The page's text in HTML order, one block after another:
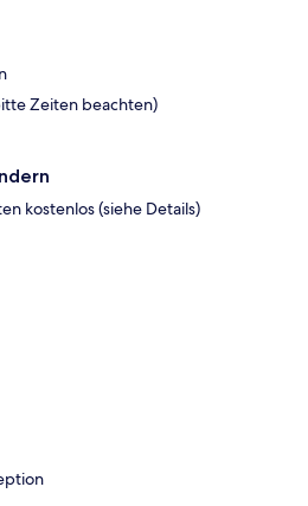
Zeiten beachten)
kostenlos (siehe Details)